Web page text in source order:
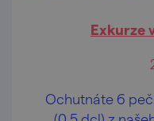
Exkurze
Ochutnáte 6